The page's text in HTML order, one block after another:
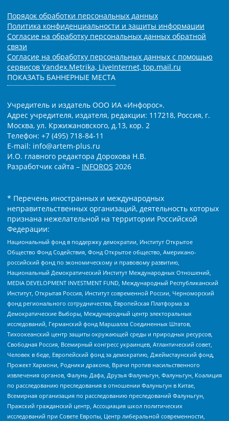
Порядок обработки персональных данных
Политика конфиденциальности и защиты информации
Согласие на обработку персональных данных обратной
связи
Согласие на обработку персональных данных с помощью
сервисов Yandex.Metrika, LiveInternet, top.mail.ru
ПОКАЗАТЬ БАННЕРНЫЕ МЕСТА
Учредитель и издатель ООО ИА «Инфорос».
Адрес учредителя, издателя, редакции: 117218, Россия, г.
Москва, ул. Кржижановского, д.13, кор. 2
Телефон: +7 (495) 718-84-11
E-mail: info@artem-plus.ru
И.О. главного редактора Дорохова Н.В.
Разработчик сайта – INFOROS 2026
* Перечень иностранных и международных
неправительственных организаций, деятельность которых
признана нежелательной на территории Российской
Федерации:
Национальный фонд в поддержку демократии, Институт Открытое
Общество Фонд Содействия, Фонд Открытое общество, Американо-
российский фонд по экономическому и правовому развитию,
Национальный Демократический Институт Международных Отношений,
MEDIA DEVELOPMENT INVESTMENT FUND, Международный Республиканский
Институт, Открытая Россия, Институт современной России, Черноморский
фонд регионального сотрудничества, Европейская Платформа за
Демократические Выборы, Международный центр электоральных
исследований, Германский фонд Маршалла Соединенных Штатов,
Тихоокеанский центр защиты окружающей среды и природных ресурсов,
Свободная Россия, Всемирный конгресс украинцев, Атлантический совет,
Человек в беде, Европейский фонд за демократию, Джеймстаунский фонд,
Прожект Хармони, Родники дракона, Врачи против насильственного
извлечения органов, Фалунь Дафа, Друзья Фалуньгун, Фалуньгун, Коалиция
по расследованию преследования в отношении Фалуньгун в Китае,
Всемирная организация по расследованию преследований Фалуньгун,
Пражский гражданский центр, Ассоциация школ политических
исследований при Совете Европы, Центр либеральной современности,